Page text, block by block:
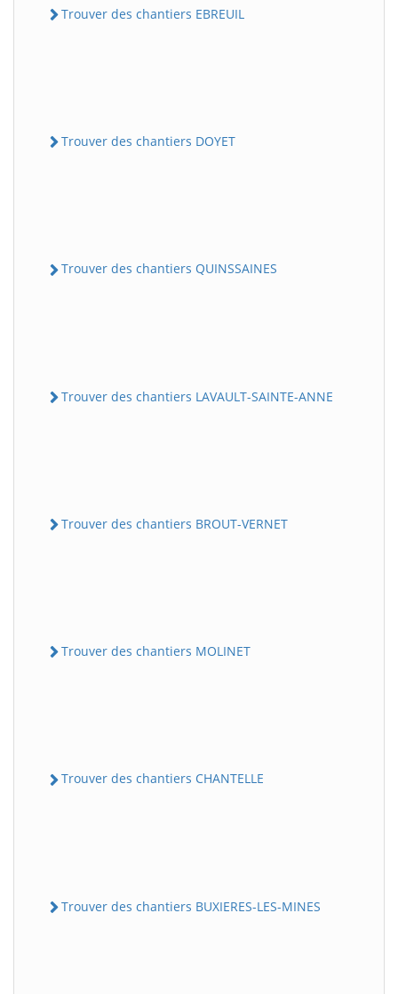
Trouver des chantiers EBREUIL
Trouver des chantiers DOYET
Trouver des chantiers QUINSSAINES
Trouver des chantiers LAVAULT-SAINTE-ANNE
Trouver des chantiers BROUT-VERNET
Trouver des chantiers MOLINET
Trouver des chantiers CHANTELLE
Trouver des chantiers BUXIERES-LES-MINES